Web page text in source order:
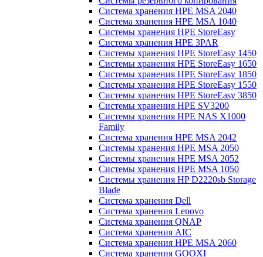
Система хранения HPE MSA 2040
Система хранения HPE MSA 1040
Системы хранения HPE StoreEasy
Система хранения HPE 3PAR
Системы хранения HPE StoreEasy 1450
Системы хранения HPE StoreEasy 1650
Системы хранения HPE StoreEasy 1850
Системы хранения HPE StoreEasy 1550
Системы хранения HPE StoreEasy 3850
Системы хранения HPE SV3200
Системы хранения HPE NAS X1000
Family
Система хранения HPE MSA 2042
Системы хранения HPE MSA 2050
Системы хранения HPE MSA 2052
Системы хранения HPE MSA 1050
Системы хранения HP D2220sb Storage
Blade
Система хранения Dell
Система хранения Lenovo
Система хранения QNAP
Система хранения AIC
Система хранения HPE MSA 2060
Система хранения GOOXI